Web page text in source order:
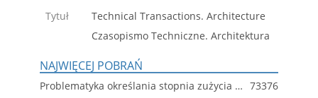
Tytuł
Technical Transactions. Architecture
Czasopismo Techniczne. Architektura
NAJWIĘCEJ POBRAŃ
Problematyka określania stopnia zużycia technicznego budynków wielkopłytowych 73376